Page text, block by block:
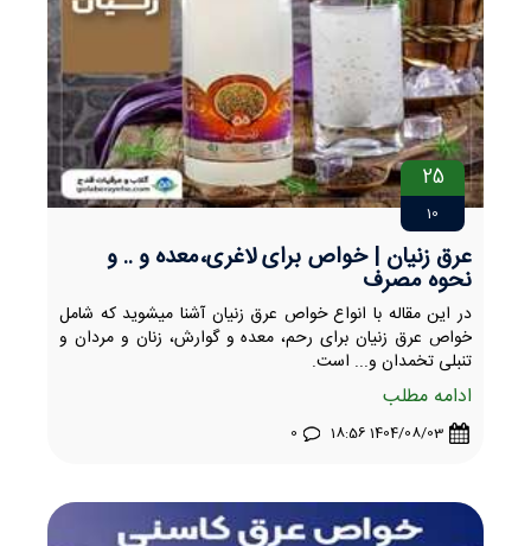
25
10
عرق زنیان | خواص برای لاغری،معده و .. و
نحوه مصرف
در این مقاله با انواع خواص عرق زنیان آشنا میشوید که شامل
خواص عرق زنیان برای رحم، معده و گوارش، زنان و مردان و
تنبلی تخمدان و... است.
ادامه مطلب
1404/08/03 18:56
0